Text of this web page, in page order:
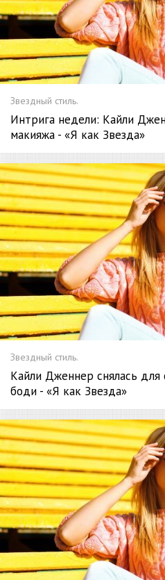
Звездный стиль.
Интрига недели: Кайли
макияжа - «Я как Звезда»
Звездный стиль.
Кайли Дженнер снялась для
боди - «Я как Звезда»